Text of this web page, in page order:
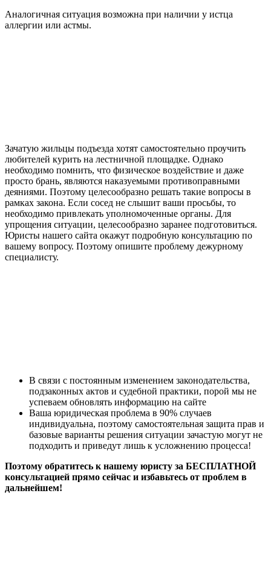
Аналогичная ситуация возможна при наличии у истца
аллергии или астмы.
Зачатую жильцы подъезда хотят самостоятельно проучить
любителей курить на лестничной площадке. Однако
необходимо помнить, что физическое воздействие и даже
просто брань, являются наказуемыми противоправными
деяниями. Поэтому целесообразно решать такие вопросы в
рамках закона. Если сосед не слышит ваши просьбы, то
необходимо привлекать уполномоченные органы. Для
упрощения ситуации, целесообразно заранее подготовиться.
Юристы нашего сайта окажут подробную консультацию по
вашему вопросу. Поэтому опишите проблему дежурному
специалисту.
В связи с постоянным изменением законодательства,
подзаконных актов и судебной практики, порой мы не
успеваем обновлять информацию на сайте
Ваша юридическая проблема в 90% случаев
индивидуальна, поэтому самостоятельная защита прав и
базовые варианты решения ситуации зачастую могут не
подходить и приведут лишь к усложнению процесса!
Поэтому обратитесь к нашему юристу за БЕСПЛАТНОЙ
консультацией прямо сейчас и избавьтесь от проблем в
дальнейшем!